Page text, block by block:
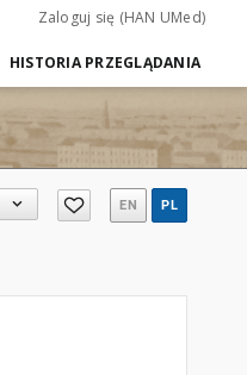
Zaloguj się (HAN UMed)
HISTORIA PRZEGLĄDANIA
EN PL